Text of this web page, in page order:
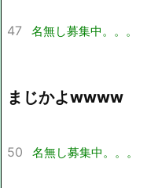
47 名無し募集中。。。
まじかよwwww
50 名無し募集中。。。